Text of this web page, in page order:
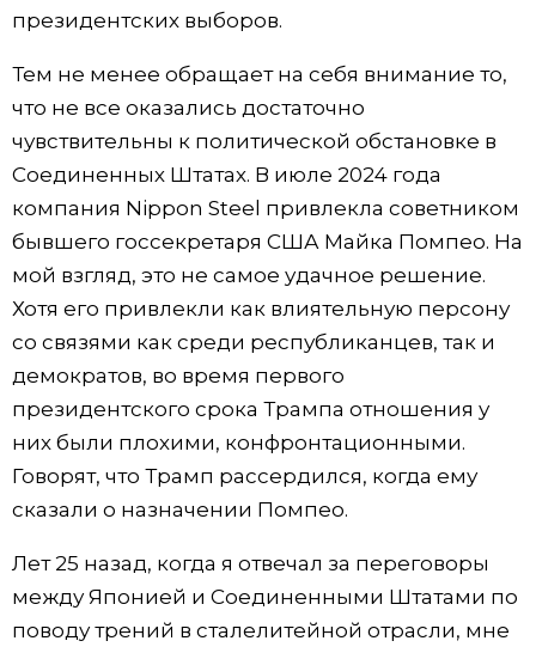
президентских выборов.
Тем не менее обращает на себя внимание то,
что не все оказались достаточно
чувствительны к политической обстановке в
Соединенных Штатах. В июле 2024 года
компания Nippon Steel привлекла советником
бывшего госсекретаря США Майка Помпео. На
мой взгляд, это не самое удачное решение.
Хотя его привлекли как влиятельную персону
со связями как среди республиканцев, так и
демократов, во время первого
президентского срока Трампа отношения у
них были плохими, конфронтационными.
Говорят, что Трамп рассердился, когда ему
сказали о назначении Помпео.
Лет 25 назад, когда я отвечал за переговоры
между Японией и Соединенными Штатами по
поводу трений в сталелитейной отрасли, мне